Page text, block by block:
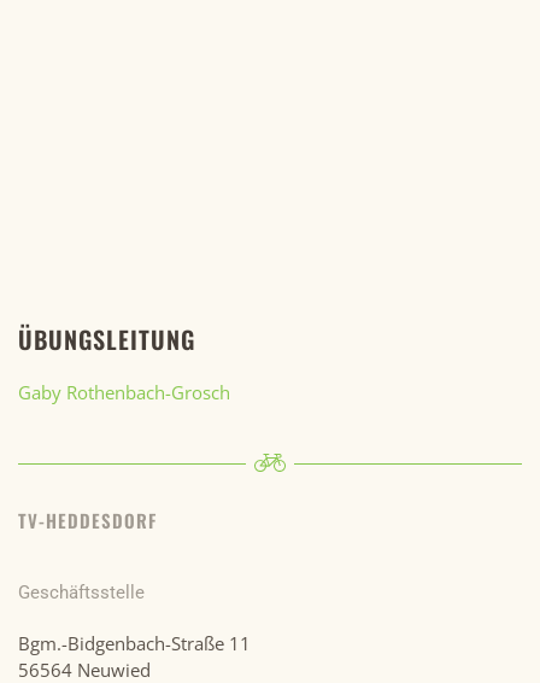
ÜBUNGSLEITUNG
Gaby Rothenbach-Grosch
TV-HEDDESDORF
Geschäftsstelle
Bgm.-Bidgenbach-Straße 11
56564 Neuwied